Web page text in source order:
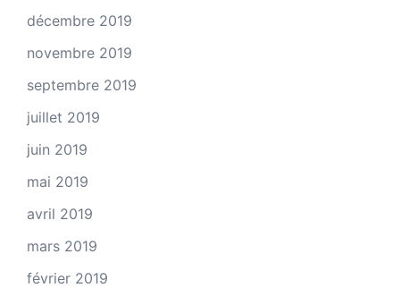
décembre 2019
novembre 2019
septembre 2019
juillet 2019
juin 2019
mai 2019
avril 2019
mars 2019
février 2019